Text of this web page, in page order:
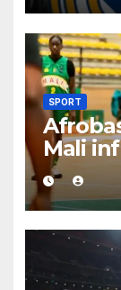
SPORT
Mali
de 100